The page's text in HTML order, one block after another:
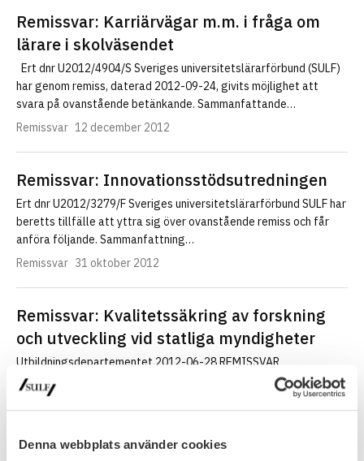
Denna webbplats använder cookies
Remissvar: Karriärvägar m.m. i fråga om
lärare i skolväsendet
Ert dnr U2012/4904/S Sveriges universitetslärarförbund (SULF)
har genom remiss, daterad 2012-09-24, givits möjlighet att
svara på ovanstående betänkande. Sammanfattande…
Remissvar 12 december 2012
Remissvar: Innovationsstödsutredningen
Ert dnr U2012/3279/F Sveriges universitetslärarförbund SULF har
beretts tillfälle att yttra sig över ovanstående remiss och får
anföra följande. Sammanfattning…
Remissvar 31 oktober 2012
Remissvar: Kvalitetssäkring av forskning
och utveckling vid statliga myndigheter
Utbildningsdepartementet 2012-06-28 REMISSVAR
Kvalitetssäkring av forskning och utveckling vid statliga
myndigheter Ert dnr U2012/2148/F Sveriges
universitetslärarförbund (SULF) har genom remiss,…
Remissvar 28 juni 2012